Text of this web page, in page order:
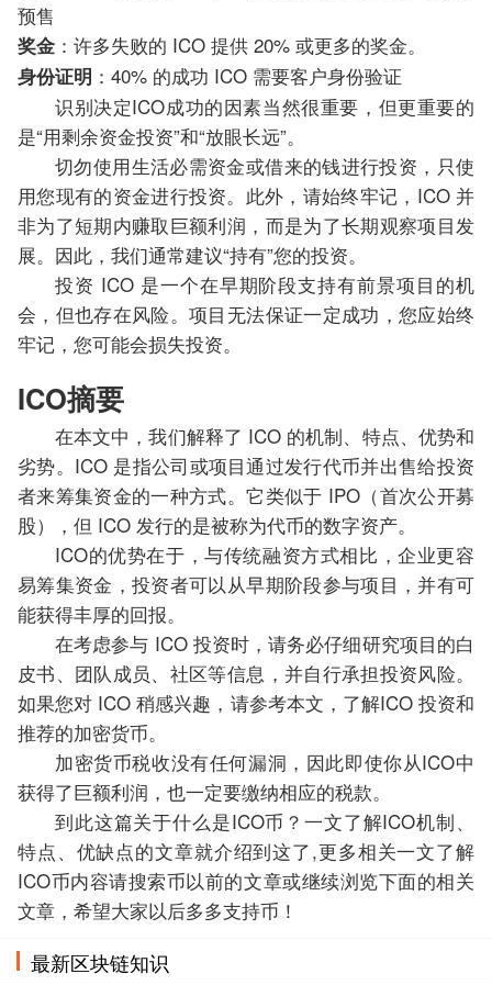
预售
奖金 ：许多失败的 ICO 提供 20% 或更多的奖金。
身份证明 ：40% 的成功 ICO 需要客户身份验证
识别决定ICO成功的因素当然很重要，但更重要的
是“用剩余资金投资”和“放眼长远”。
切勿使用生活必需资金或借来的钱进行投资，只使
用您现有的资金进行投资。此外，请始终牢记，ICO 并
非为了短期内赚取巨额利润，而是为了长期观察项目发
展。因此，我们通常建议“持有”您的投资。
投资 ICO 是一个在早期阶段支持有前景项目的机
会，但也存在风险。项目无法保证一定成功，您应始终
牢记，您可能会损失投资。
ICO摘要
在本文中，我们解释了 ICO 的机制、特点、优势和
劣势。ICO 是指公司或项目通过发行代币并出售给投资
者来筹集资金的一种方式。它类似于 IPO（首次公开募
股），但 ICO 发行的是被称为代币的数字资产。
ICO的优势在于，与传统融资方式相比，企业更容
易筹集资金，投资者可以从早期阶段参与项目，并有可
能获得丰厚的回报。
在考虑参与 ICO 投资时，请务必仔细研究项目的白
皮书、团队成员、社区等信息，并自行承担投资风险。
如果您对 ICO 稍感兴趣，请参考本文，了解ICO 投资和
推荐的加密货币。
加密货币税收没有任何漏洞，因此即使你从ICO中
获得了巨额利润，也一定要缴纳相应的税款。
到此这篇关于什么是ICO币？一文了解ICO机制、
特点、优缺点的文章就介绍到这了,更多相关一文了解
ICO币内容请搜索币以前的文章或继续浏览下面的相关
文章，希望大家以后多多支持币！
最新区块链知识